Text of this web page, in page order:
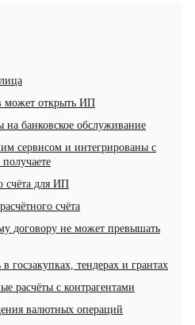
может открыть ИП
на банковское обслуживание
сервисом и интегрированы с
счёта для ИП
счёта
договору не может превышать
госзакупках, тендерах и грантах
расчёты с контрагентами
валютных операций